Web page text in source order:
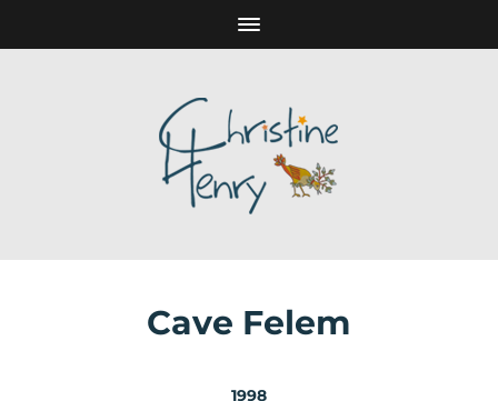
Cave Felem
1998